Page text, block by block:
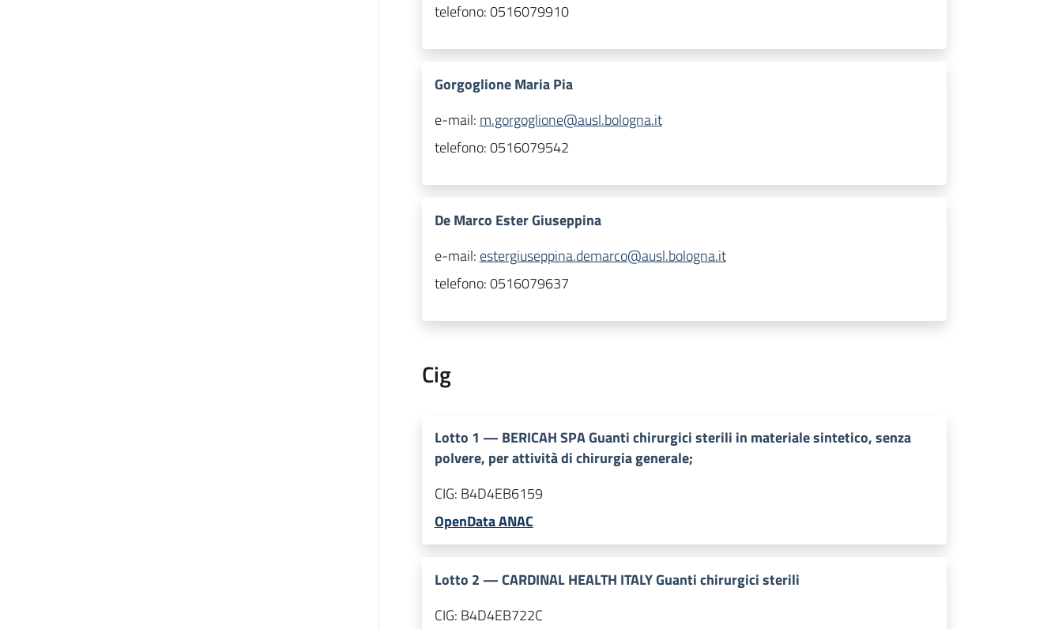
telefono:0516079910
Gorgoglione Maria Pia
e-mail: m.gorgoglione@ausl.bologna.it
telefono:0516079542
De Marco Ester Giuseppina
e-mail: estergiuseppina.demarco@ausl.bologna.it
telefono:0516079637
Cig
Lotto 1 — BERICAH SPA Guanti chirurgici sterili in materiale sintetico, senza
polvere, per attività di chirurgia generale;
CIG: B4D4EB6159
OpenData ANAC
Lotto 2 —CARDINAL HEALTH ITALY Guanti chirurgici sterili
CIG: B4D4EB722C